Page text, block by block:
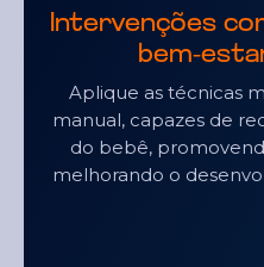
Impacto do
Nervoso
Entenda como a
maturação do